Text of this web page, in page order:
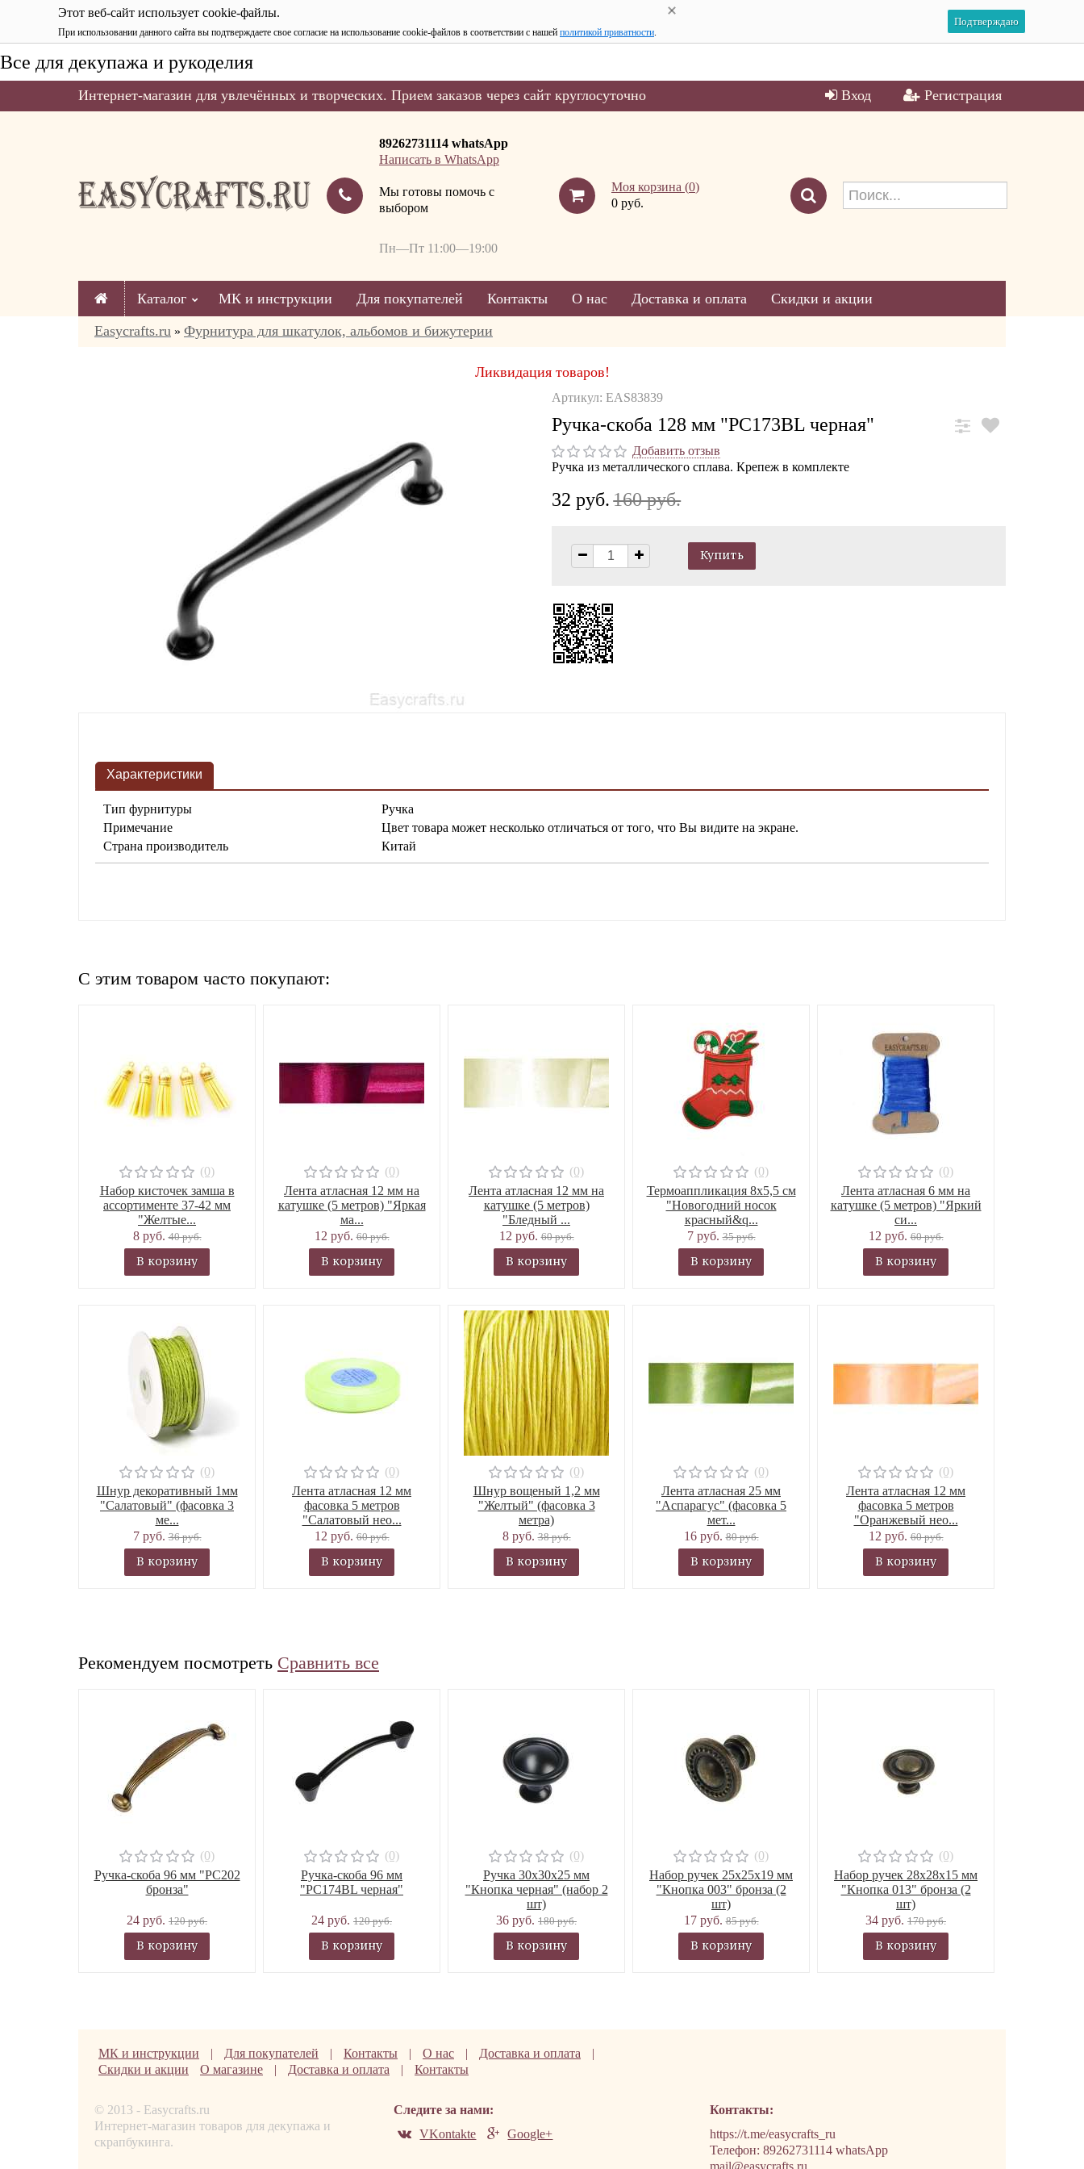
Этот веб-сайт использует cookie-файлы.
При использовании данного сайта вы подтверждаете свое согласие на использование cookie-файлов в соответствии с нашей политикой приватности.
Подтверждаю
Все для декупажа и рукоделия
Интернет-магазин для увлечённых и творческих. Прием заказов через сайт круглосуточно Вход Регистрация
89262731114 whatsApp
Написать в WhatsApp
Мы готовы помочь с
выбором
Пн—Пт 11:00—19:00
Моя корзина (0)
0 руб.
Каталог МК и инструкции Для покупателей Контакты О нас Доставка и оплата
Скидки и акции
Easycrafts.ru » Фурнитура для шкатулок, альбомов и бижутерии
Ликвидация товаров!
Артикул: EAS83839
Ручка-скоба 128 мм "PC173BL черная"
Добавить отзыв
Ручка из металлического сплава. Крепеж в комплекте
32 руб. 160 руб.
Характеристики
Тип фурнитуры
Ручка
Примечание
Цвет товара может несколько отличаться от того, что Вы видите на экране.
Страна производитель
Китай
C этим товаром часто покупают:
(0)
Набор кисточек замша в
ассортименте 37-42 мм
"Желтые...
8 руб.40 руб.
В корзину
(0)
Лента атласная 12 мм на
катушке (5 метров) "Яркая
ма...
12 руб.60 руб.
В корзину
(0)
Лента атласная 12 мм на
катушке (5 метров)
"Бледный ...
12 руб.60 руб.
В корзину
(0)
Термоаппликация 8х5,5 см
"Новогодний носок
красный&q...
7 руб.35 руб.
В корзину
(0)
Лента атласная 6 мм на
катушке (5 метров) "Яркий
си...
12 руб.60 руб.
В корзину
(0)
Шнур декоративный 1мм
"Салатовый" (фасовка 3
ме...
7 руб.36 руб.
В корзину
(0)
Лента атласная 12 мм
фасовка 5 метров
"Салатовый нео...
12 руб.60 руб.
В корзину
(0)
Шнур вощеный 1,2 мм
"Желтый" (фасовка 3
метра)
8 руб.38 руб.
В корзину
(0)
Лента атласная 25 мм
"Аспарагус" (фасовка 5
мет...
16 руб.80 руб.
В корзину
(0)
Лента атласная 12 мм
фасовка 5 метров
"Оранжевый нео...
12 руб.60 руб.
В корзину
Рекомендуем посмотреть Сравнить все
(0)
Ручка-скоба 96 мм "РС202
бронза"
24 руб. 120 руб.
В корзину
(0)
Ручка-скоба 96 мм
"PC174BL черная"
24 руб. 120 руб.
В корзину
(0)
Ручка 30х30х25 мм
"Кнопка черная" (набор 2
шт)
36 руб. 180 руб.
В корзину
(0)
Набор ручек 25х25х19 мм
"Кнопка 003" бронза (2
шт)
17 руб.85 руб.
В корзину
(0)
Набор ручек 28х28х15 мм
"Кнопка 013" бронза (2
шт)
34 руб. 170 руб.
В корзину
МК и инструкции | Для покупателей | Контакты | О нас | Доставка и оплата
|
Скидки и акции
О магазине | Доставка и оплата | Контакты
© 2013 - Easycrafts.ru
Интернет-магазин товаров для декупажа и
скрапбукинга.
Следите за нами:
VKontakte
Google+
Контакты:
https://t.me/easycrafts_ru
Телефон: 89262731114 whatsApp
mail@easycrafts.ru